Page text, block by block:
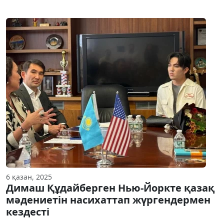
6 қазан, 2025
Димаш Құдайберген Нью-Йоркте қазақ
мәдениетін насихаттап жүргендермен
кездесті